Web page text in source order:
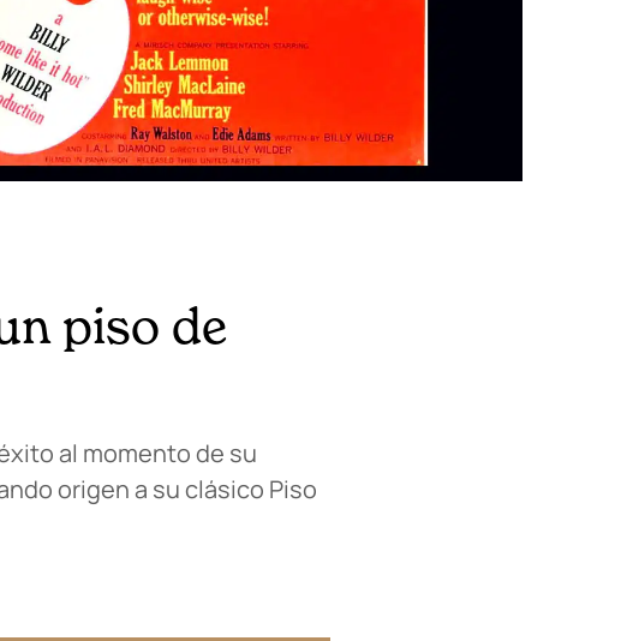
piso de
al momento de su
origen a su clásico Piso